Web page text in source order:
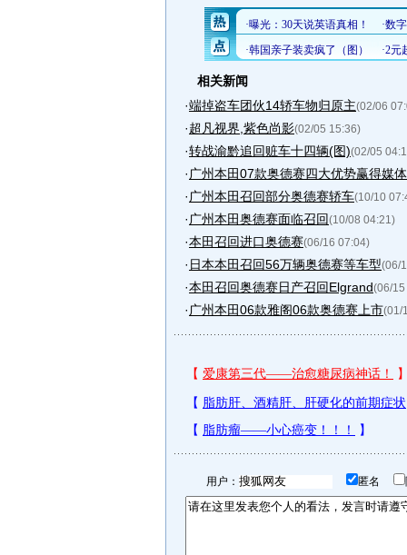
相关新闻
·端掉盗车团伙14轿车物归原主(02/06
·超凡视界,紫色尚影(02/05 15:36)
·转战渝黔追回赃车十四辆(图)(02/05
· 广州本田07款奥德赛四大优势赢得媒
· 广州本田召回部分奥德赛轿车(10/10
· 广州本田奥德赛面临召回(10/08 04:21)
·本田召回进口奥德赛(06/16 07:04)
· 日本本田召回56万辆奥德赛等车型(06/
·本田召回奥德赛日产召回Elgrand(06/
· 广州本田06款雅阁06款奥德赛上市(01/
用户： 匿名